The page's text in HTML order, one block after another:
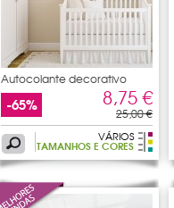
Autocolante decorativo
árbol
-65% 8,75 €
25,00 €
VÁRIOS
TAMANHOS E CORES